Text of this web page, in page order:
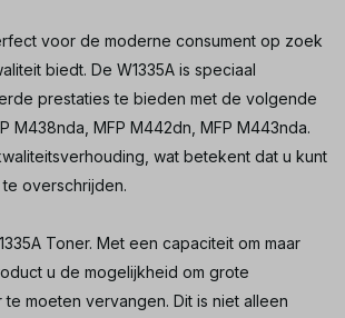
voor de moderne consument op zoek
biedt. De W1335A is speciaal
prestaties te bieden met de volgende
M438nda, MFP M442dn, MFP M443nda.
wat betekent dat u kunt
overschrijden.
Toner. Met een capaciteit om maar
u de mogelijkheid om grote
moeten vervangen. Dit is niet alleen